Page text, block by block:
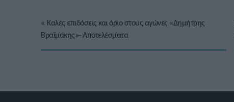
« Καλές επιδόσεις και όριο στους αγώνες «Δημήτρης
Βραϊμάκης»- Αποτελέσματα